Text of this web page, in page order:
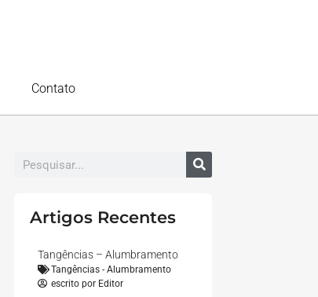
Contato
Artigos Recentes
Tangências – Alumbramento
Tangências - Alumbramento
escrito porEditor